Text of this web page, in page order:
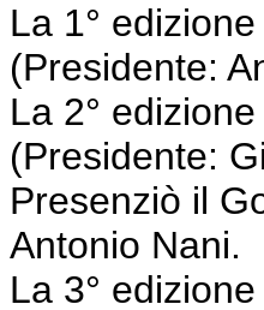
La 1°
(Presidente:
La 2° edizione
(Presidente:
Presenziò il
Antonio Nani.
La 3°